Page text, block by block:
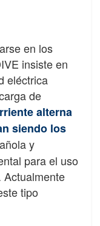
en los
insiste en
eléctrica
de
alterna
siendo los
y
para el uso
Actualmente
tipo